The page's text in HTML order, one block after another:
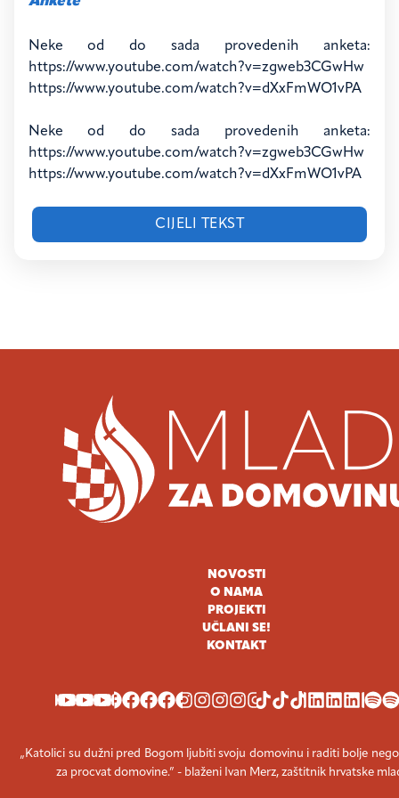
Neke od do sada provedenih anketa:
https://www.youtube.com/watch?v=zgweb3CGwHw
https://www.youtube.com/watch?v=dXxFmWO1vPA
"Ankete"
Neke od do sada provedenih anketa:
https://www.youtube.com/watch?v=zgweb3CGwHw
https://www.youtube.com/watch?v=dXxFmWO1vPA
CIJELI TEKST
NOVOSTI
O NAMA
PROJEKTI
UČLANI SE!
KONTAKT
YOUTUBEFACEBOOKINSTAGRAMTIKTOKLINKEDIN
„Katolici su dužni pred Bogom ljubiti svoju domovinu i raditi bolje
za procvat domovine.” - blaženi Ivan Merz, zaštitnik hrvatske